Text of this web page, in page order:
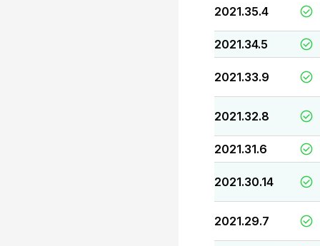
2021.35.4
2021.34.5
2021.33.9
2021.32.8
2021.31.6
2021.30.14
2021.29.7